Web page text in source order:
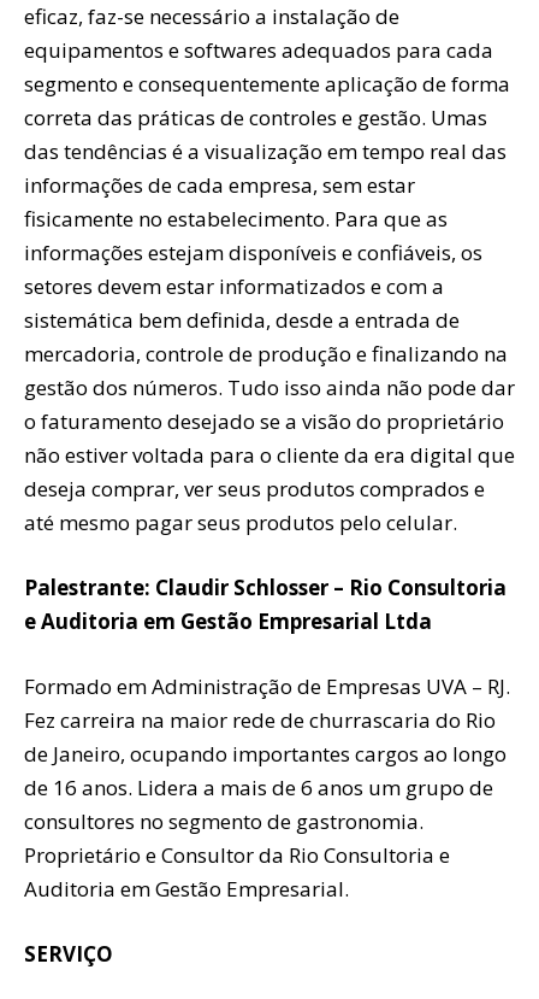
eficaz, faz-se necessário a instalação de
equipamentos e softwares adequados para cada
segmento e consequentemente aplicação de forma
correta das práticas de controles e gestão. Umas
das tendências é a visualização em tempo real das
informações de cada empresa, sem estar
fisicamente no estabelecimento. Para que as
informações estejam disponíveis e confiáveis, os
setores devem estar informatizados e com a
sistemática bem definida, desde a entrada de
mercadoria, controle de produção e finalizando na
gestão dos números. Tudo isso ainda não pode dar
o faturamento desejado se a visão do proprietário
não estiver voltada para o cliente da era digital que
deseja comprar, ver seus produtos comprados e
até mesmo pagar seus produtos pelo celular.
Palestrante: Claudir Schlosser – Rio Consultoria
e Auditoria em Gestão Empresarial Ltda
Formado em Administração de Empresas UVA – RJ.
Fez carreira na maior rede de churrascaria do Rio
de Janeiro, ocupando importantes cargos ao longo
de 16 anos. Lidera a mais de 6 anos um grupo de
consultores no segmento de gastronomia.
Proprietário e Consultor da Rio Consultoria e
Auditoria em Gestão Empresarial.
SERVIÇO